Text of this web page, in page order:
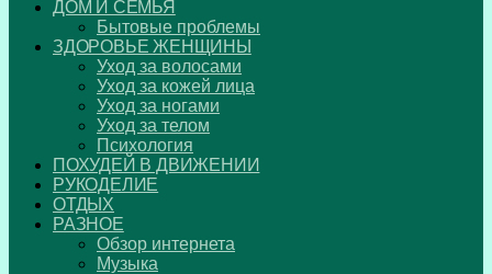
ДОМ И СЕМЬЯ
Бытовые проблемы
ЗДОРОВЬЕ ЖЕНЩИНЫ
Уход за волосами
Уход за кожей лица
Уход за ногами
Уход за телом
Психология
ПОХУДЕЙ В ДВИЖЕНИИ
РУКОДЕЛИЕ
ОТДЫХ
РАЗНОЕ
Обзор интернета
Музыка